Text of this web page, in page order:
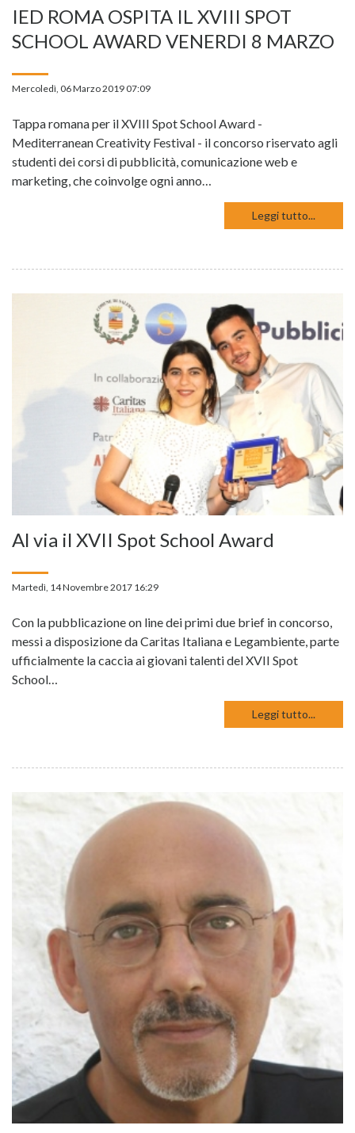
IED ROMA OSPITA IL XVIII SPOT
SCHOOL AWARD VENERDI 8 MARZO
Mercoledì, 06 Marzo 2019 07:09
Tappa romana per il XVIII Spot School Award -
Mediterranean Creativity Festival - il concorso riservato agli
studenti dei corsi di pubblicità, comunicazione web e
marketing, che coinvolge ogni anno…
Leggi tutto...
Al via il XVII Spot School Award
Martedì, 14 Novembre 2017 16:29
Con la pubblicazione on line dei primi due brief in concorso,
messi a disposizione da Caritas Italiana e Legambiente, parte
ufficialmente la caccia ai giovani talenti del XVII Spot
School…
Leggi tutto...